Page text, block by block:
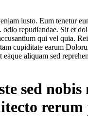
iusto. Eum tenetur
odio repudiandae. Sit et
qui vel quia.
cupiditate earum
aliquam sed
sed